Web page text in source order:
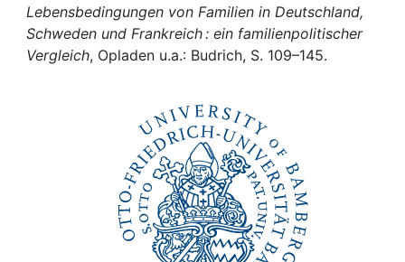
Lebensbedingungen von Familien in Deutschland,
Schweden und Frankreich : ein familienpolitischer
Vergleich, Opladen u.a.: Budrich, S. 109–145.